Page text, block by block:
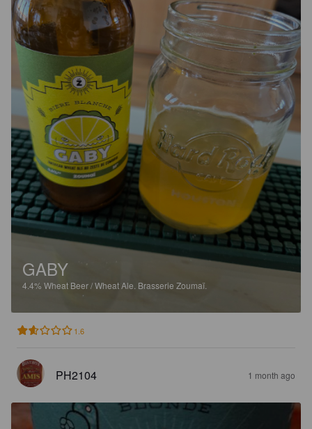
GABY
4.4% Wheat Beer / Wheat Ale. Brasserie Zoumaï.
1.6
PH2104 1 month ago